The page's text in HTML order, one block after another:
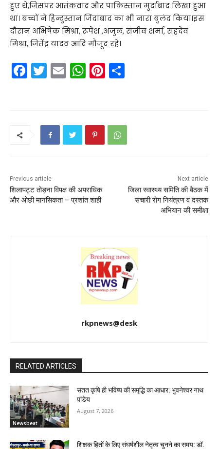
हुए थे,जिसपर आतंकवाद और पाकिस्तान मुर्दाबाद लिखा हुआ
था। बच्चों ने हिन्दुस्तान जिंदाबाद का भी नारा बुलंद किया।इस
दौरान अभिषेक मिश्रा, रूपेश ,अंजुल, संजीव शर्मा, सहदेव
मिश्रा, जितेंद्र यादव आदि मौजूद रहे।
F
a
k
T
w
E
m
W
h
A
p
Pi
nt
st
Previous article
शिलापट्ट तोड़ना विपक्ष की अपराधिक
और ओछी मानसिकता – प्रशांत शाही
Next article
जिला स्वास्थ्य समिति की बैठक में
संचारी रोग नियंत्रण व दस्तक
अभियान की समीक्षा
rkpnews@desk
RELATED ARTICLES
Newsbeat
सतत कृषि ही भविष्य की समृद्धि का आधार: भुवनेश्वर नाथ
पांडेय
August 7, 2026
शिक्षक हितों के लिए संघर्षशील नेतृत्व चुनने का समय: डॉ.